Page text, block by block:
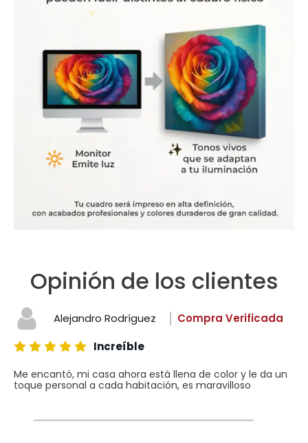
Opinión de los clientes
Alejandro Rodríguez
Compra Verificada
Increíble
Me encantó, mi casa ahora está llena de color y le da un
toque personal a cada habitación, es maravilloso